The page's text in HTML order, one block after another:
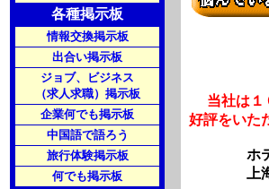
各種掲示板
情報交換掲示板
出合い掲示板
ジョブ、ビジネス
（求人求職）掲示板
企業何でも掲示板
中国語で語ろう
旅行体験掲示板
何でも掲示板
当社は
好評をいた
ホ